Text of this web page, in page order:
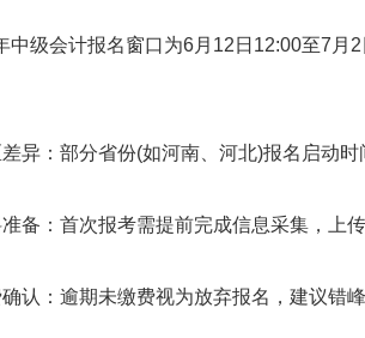
会计报名窗口为6月12日12:00至7月2
：部分省份(如河南、河北)报名启动时
：首次报考需提前完成信息采集，上传
：逾期未缴费视为放弃报名，建议错峰